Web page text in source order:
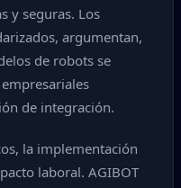
y seguras. Los
argumentan,
de robots se
de integración.
la implementación
laboral. AGIBOT